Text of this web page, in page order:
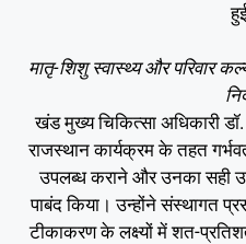
मातृ-शिशु स्वास्थ्य और परिवार
खंड मुख्य चिकित्सा अधिकारी डॉ.
राजस्थान कार्यक्रम के तहत
उपलब्ध कराने और उनका सही
पाबंद किया। उन्होंने संस्थागत
टीकाकरण के लक्ष्यों में शत-